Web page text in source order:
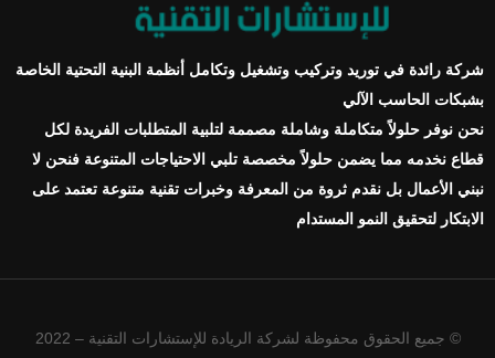
شركة رائدة في توريد وتركيب وتشغيل وتكامل أنظمة البنية التحتية الخاصة
بشبكات الحاسب الآلي
نحن نوفر حلولاً متكاملة وشاملة مصممة لتلبية المتطلبات الفريدة لكل
قطاع نخدمه مما يضمن حلولاً مخصصة تلبي الاحتياجات المتنوعة فنحن لا
نبني الأعمال بل نقدم ثروة من المعرفة وخبرات تقنية متنوعة تعتمد على
الابتكار لتحقيق النمو المستدام
© جميع الحقوق محفوظة لشركة الريادة للإستشارات التقنية – 2022